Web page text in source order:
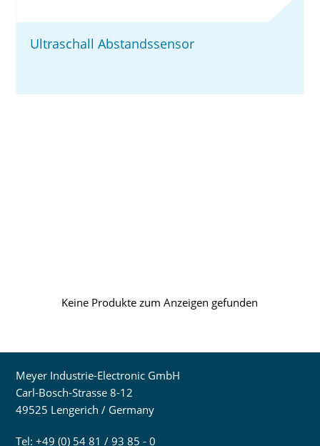
Ultraschall Abstandssensor
Keine Produkte zum Anzeigen gefunden
Meyer Industrie-Electronic GmbH
Carl-Bosch-Strasse 8-12
49525 Lengerich / Germany
Tel: +49 (0) 54 81 / 93 85 - 0